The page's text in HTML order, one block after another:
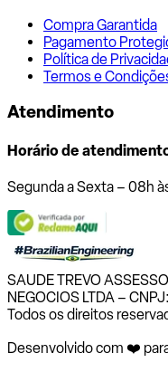
Compra Garantida
Pagamento
Política de
Termos e
Atendimento
Horário de
Segunda a Sexta – 08h
SAUDE TREVO
NEGOCIOS LTDA –
Todos os direitos
Desenvolvido com ❤️